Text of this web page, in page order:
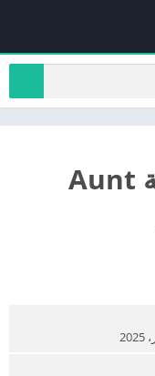
تحميل لعبة خالة فاطمة Aunt